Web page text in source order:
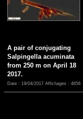
A pair of conjugating
Salpingella acuminata
from 250 m on April 18
2017.
Date : 19/04/2017 Affichages : 4656